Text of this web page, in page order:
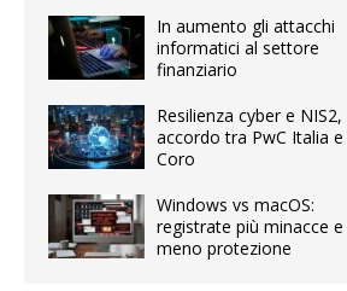
In aumento gli attacchi
informatici al settore
finanziario
Resilienza cyber e NIS2,
accordo tra PwC Italia e
Coro
Windows vs macOS:
registrate più minacce e
meno protezione